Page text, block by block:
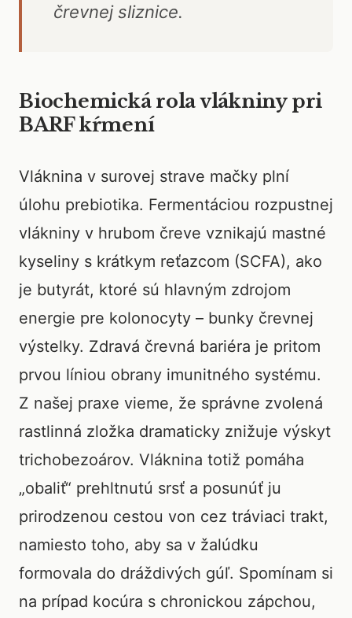
črevnej sliznice.
Biochemická rola vlákniny pri
BARF kŕmení
Vláknina v surovej strave mačky plní
úlohu prebiotika. Fermentáciou rozpustnej
vlákniny v hrubom čreve vznikajú mastné
kyseliny s krátkym reťazcom (SCFA), ako
je butyrát, ktoré sú hlavným zdrojom
energie pre kolonocyty – bunky črevnej
výstelky. Zdravá črevná bariéra je pritom
prvou líniou obrany imunitného systému.
Z našej praxe vieme, že správne zvolená
rastlinná zložka dramaticky znižuje výskyt
trichobezoárov. Vláknina totiž pomáha
„obaliť“ prehltnutú srsť a posunúť ju
prirodzenou cestou von cez tráviaci trakt,
namiesto toho, aby sa v žalúdku
formovala do dráždivých gúľ. Spomínam si
na prípad kocúra s chronickou zápchou,